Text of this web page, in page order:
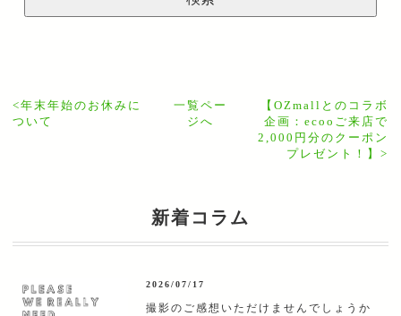
<年末年始のお休みに
ついて
一覧ペー
ジへ
【OZmallとのコラボ
企画：ecooご来店で
2,000円分のクーポン
プレゼント！】 >
新着コラム
2026/07/17
撮影のご感想いただけませんでしょうか